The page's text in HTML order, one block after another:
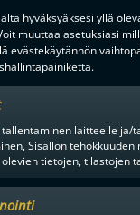
hyväksyäksesi yllä
muuttaa asetuksiasi
evästekäytännön
laitteelle ja/
Sisällön
tietojen, tilastojen
Einiö Tatu Havula